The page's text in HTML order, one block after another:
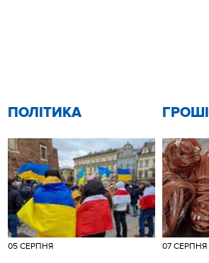
ПОЛІТИКА
05 СЕРПНЯ
ГРОШІ
07 СЕРПНЯ